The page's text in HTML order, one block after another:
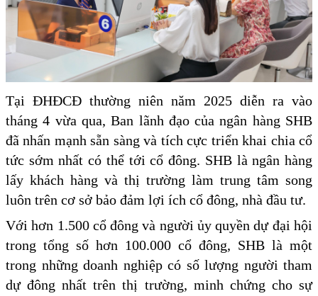
Tại ĐHĐCĐ thường niên năm 2025 diễn ra vào
tháng 4 vừa qua, Ban lãnh đạo của ngân hàng SHB
đã nhấn mạnh sẵn sàng và tích cực triển khai chia cổ
tức sớm nhất có thể tới cổ đông. SHB là ngân hàng
lấy khách hàng và thị trường làm trung tâm song
luôn trên cơ sở bảo đảm lợi ích cổ đông, nhà đầu tư.
Với hơn 1.500 cổ đông và người ủy quyền dự đại hội
trong tổng số hơn 100.000 cổ đông, SHB là một
trong những doanh nghiệp có số lượng người tham
dự đông nhất trên thị trường, minh chứng cho sự